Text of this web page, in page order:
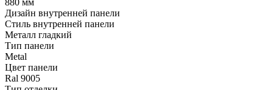
Дизайн внутренней панели
Стиль внутренней панели
Металл гладкий
Тип панели
Metal
Цвет панели
Ral 9005